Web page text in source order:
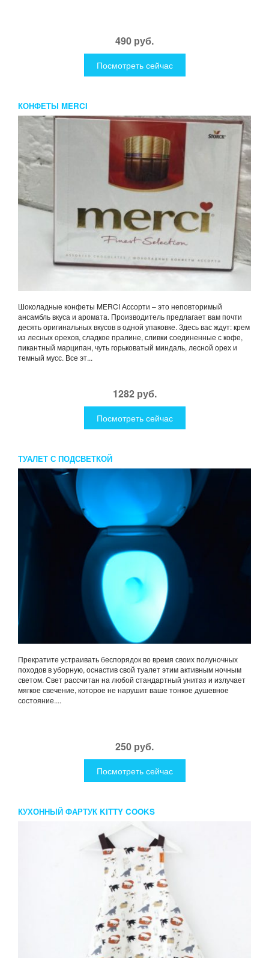
490 руб.
Посмотреть сейчас
КОНФЕТЫ MERCI
Шоколадные конфеты MERCI Ассорти – это неповторимый
ансамбль вкуса и аромата. Производитель предлагает вам почти
десять оригинальных вкусов в одной упаковке. Здесь вас ждут: крем
из лесных орехов, сладкое пралине, сливки соединенные с кофе,
пикантный марципан, чуть горьковатый миндаль, лесной орех и
темный мусс. Все эт...
1282 руб.
Посмотреть сейчас
ТУАЛЕТ С ПОДСВЕТКОЙ
Прекратите устраивать беспорядок во время своих полуночных
походов в уборную, оснастив свой туалет этим активным ночным
светом. Свет рассчитан на любой стандартный унитаз и излучает
мягкое свечение, которое не нарушит ваше тонкое душевное
состояние....
250 руб.
Посмотреть сейчас
КУХОННЫЙ ФАРТУК KITTY COOKS